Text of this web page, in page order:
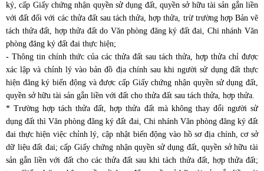
ký, cấp Giấy chứng nhận quyền sử dụng đất, quyền sở hữu tài sản gắn liền
với đất đối với các thửa đất sau tách thửa, hợp thửa, trừ trường hợp Bản vẽ
tách thửa đất, hợp thửa đất do Văn phòng đăng ký đất đai, Chi nhánh Văn
phòng đăng ký đất đai thực hiện;
- Thông tin chính thức của các thửa đất sau tách thửa, hợp thửa chỉ được
xác lập và chỉnh lý vào bản đồ địa chính sau khi người sử dụng đất thực
hiện đăng ký biến động và được cấp Giấy chứng nhận quyền sử dụng đất,
quyền sở hữu tài sản gắn liền với đất cho thửa đất sau tách thửa, hợp thửa.
* Trường hợp tách thửa đất, hợp thửa đất mà không thay đổi người sử
dụng đất thì Văn phòng đăng ký đất đai, Chi nhánh Văn phòng đăng ký đất
đai thực hiện việc chỉnh lý, cập nhật biến động vào hồ sơ địa chính, cơ sở
dữ liệu đất đai; cấp Giấy chứng nhận quyền sử dụng đất, quyền sở hữu tài
sản gắn liền với đất cho các thửa đất sau khi tách thửa đất, hợp thửa đất;